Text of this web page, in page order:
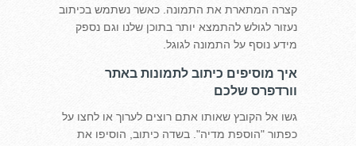
קצרה המתארת את התמונה. כאשר נשתמש בכיתוב
נעזור לגולש להתמצא יותר בתוכן שלנו וגם נספק
מידע נוסף על התמונה לגוגל.
איך מוסיפים כיתוב לתמונות באתר
וורדפרס שלכם
גשו אל הקובץ שאותו אתם רוצים לערוך או לחצו על
כפתור "הוספת מדיה". בשדה כיתוב, הוסיפו את